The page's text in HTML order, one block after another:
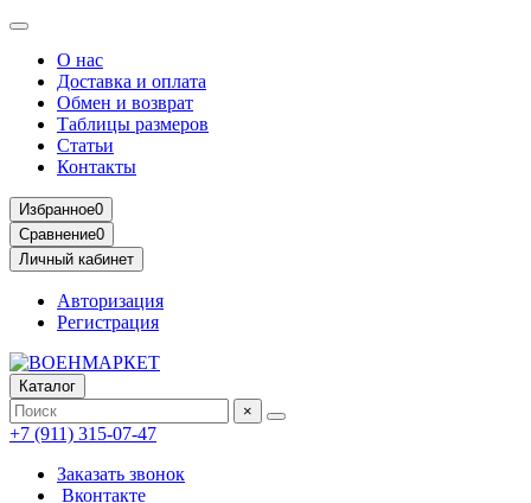
О нас
Доставка и оплата
Обмен и возврат
Таблицы размеров
Статьи
Контакты
Избранное0
Сравнение0
Личный кабинет
Авторизация
Регистрация
Каталог
×
+7 (911) 315-07-47
Заказать звонок
Вконтакте